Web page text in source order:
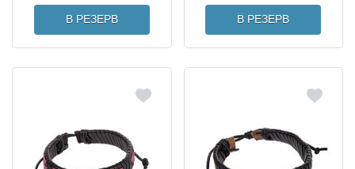
В РЕЗЕРВ В РЕЗЕРВ